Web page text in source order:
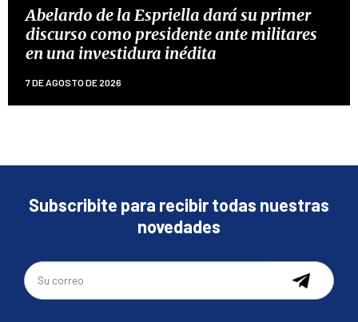
Abelardo de la Espriella dará su primer
discurso como presidente ante militares
en una investidura inédita
7 DE AGOSTO DE 2026
Subscribite para recibir todas nuestras
novedades